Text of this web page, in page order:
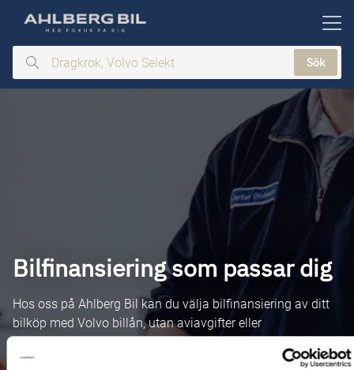
huvudinnehållet
Dragkrok,
Volvo
Sök
Bilfinansiering som passar dig
Hos oss på Ahlberg Bil kan du välja bilfinansiering av ditt
bilköp med Volvo billån, utan aviavgifter eller
äga din bil erbjuder vi stället privat- och företagsleasing.